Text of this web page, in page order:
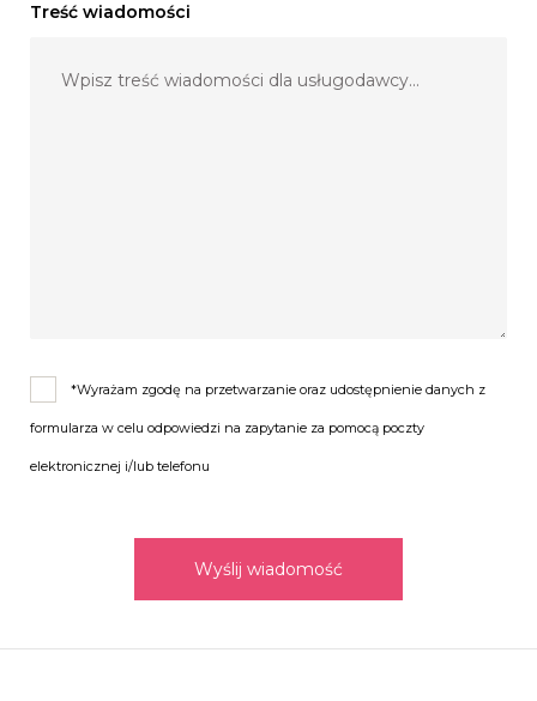
Treść wiadomości
*Wyrażam zgodę na przetwarzanie oraz udostępnienie danych z
formularza w celu odpowiedzi na zapytanie za pomocą poczty
elektronicznej i/lub telefonu
Wyślij wiadomość